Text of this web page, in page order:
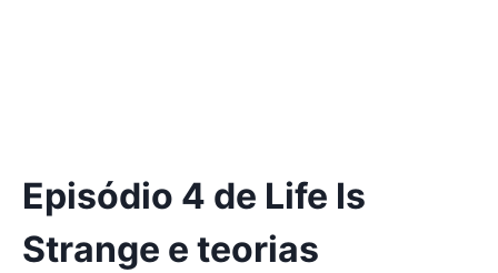
Episódio 4 de Life Is
Strange e teorias